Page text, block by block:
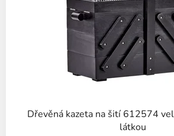
Dřevěná kazeta na šití 612574
látkou